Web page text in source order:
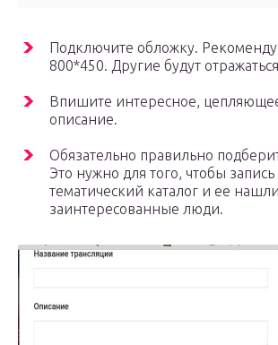
Подключите обложку.
800*450. Другие будут
Впишите интересное,
описание.
Обязательно правильно
Это нужно для того, чтобы запись
тематический каталог и ее нашли
заинтересованные люди.